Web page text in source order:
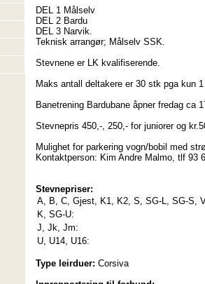
DEL 1 Målselv
DEL 2 Bardu
DEL 3 Narvik.
Teknisk arrangør; Målselv SSK.
Stevnene er LK kvalifiserende.
Maks antall deltakere er 30 stk pga kun
Banetrening Bardubane åpner fredag ca
Stevnepris 450,-, 250,- for juniorer og
Mulighet for parkering vogn/bobil med
Kontaktperson: Kim Andre Malmo, tlf 93
Stevnepriser:
A, B, C, Gjest, K1, K2, S, SG-L, SG-S,
K, SG-U:
J, Jk, Jm:
U, U14, U16:
Type leirduer: Corsiva